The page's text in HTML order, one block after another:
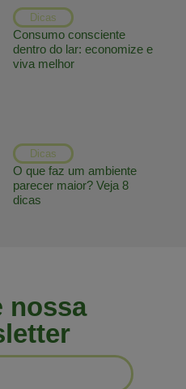
Dicas
Consumo consciente
dentro do lar: economize e
viva melhor
Dicas
O que faz um ambiente
parecer maior? Veja 8
dicas
nossa